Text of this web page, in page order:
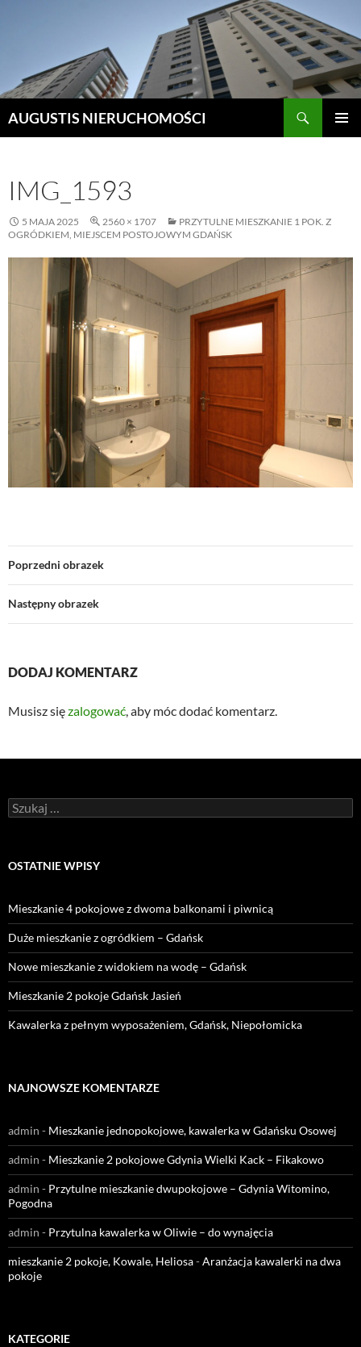
AUGUSTIS NIERUCHOMOŚCI
IMG_1593
5 MAJA 2025 2560 × 1707
PRZYTULNE MIESZKANIE 1 POK. Z
OGRÓDKIEM, MIEJSCEM POSTOJOWYM GDAŃSK
Poprzedni obrazek
Następny obrazek
DODAJ KOMENTARZ
Musisz sięzalogować, aby móc dodać komentarz.
Szukaj:
OSTATNIE WPISY
Mieszkanie 4 pokojowe z dwoma balkonami i piwnicą
Duże mieszkanie z ogródkiem – Gdańsk
Nowe mieszkanie z widokiem na wodę – Gdańsk
Mieszkanie 2 pokoje Gdańsk Jasień
Kawalerka z pełnym wyposażeniem, Gdańsk, Niepołomicka
NAJNOWSZE KOMENTARZE
admin - Mieszkanie jednopokojowe, kawalerka w Gdańsku Osowej
admin - Mieszkanie 2 pokojowe Gdynia Wielki Kack – Fikakowo
admin - Przytulne mieszkanie dwupokojowe – Gdynia Witomino,
Pogodna
admin - Przytulna kawalerka w Oliwie – do wynajęcia
mieszkanie 2 pokoje, Kowale, Heliosa-Aranżacja kawalerki na dwa
pokoje
KATEGORIE